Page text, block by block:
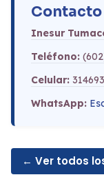
Contacto
Inesur
Teléfono:
Celular:
WhatsApp:
← Ver todos